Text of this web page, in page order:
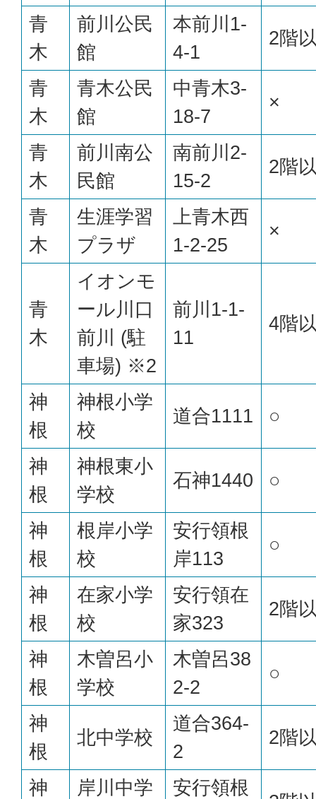
青
木
前川公民
館
本前川1-
4-1
2階
青
木
青木公民
館
中青木3-
18-7
×
青
木
前川南公
民館
南前川2-
15-2
2階
青
木
生涯学習
プラザ
上青木西
1-2-25
×
青
木
イオンモ
ール川口
前川 (駐
車場) ※2
前川1-1-
11
4階
神
根
神根小学
校
道合1111 ○
神
根
神根東小
学校
石神1440 ○
神
根
根岸小学
校
安行領根
岸113
○
神
根
在家小学
校
安行領在
家323
2階
神
根
木曽呂小
学校
木曽呂38
2-2
○
神
根
北中学校
道合364-
2
2階
神 岸川中学 安行領根